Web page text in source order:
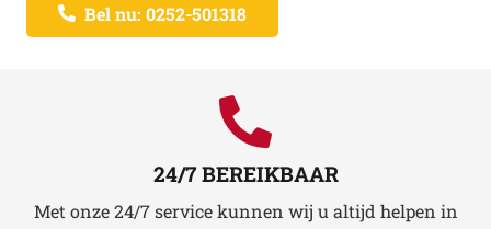
Bel nu: 0252-501318
24/7 BEREIKBAAR
Met onze 24/7 service kunnen wij u altijd helpen in